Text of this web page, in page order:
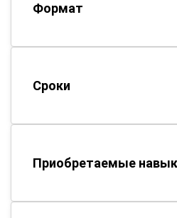
Формат
Сроки
Приобретаемые